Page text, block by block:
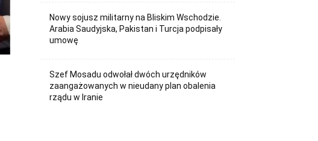
Nowy sojusz militarny na Bliskim Wschodzie.
Arabia Saudyjska, Pakistan i Turcja podpisały
umowę
Szef Mosadu odwołał dwóch urzędników
zaangażowanych w nieudany plan obalenia
rządu w Iranie